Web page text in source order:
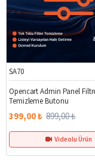
SA70
Opencart Admin Panel
Temizleme Butonu
399,00 ₺ 899,00 ₺
Videolu Ürün